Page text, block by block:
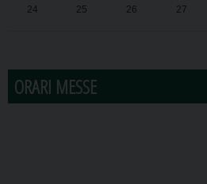
24 25 26 27
ORARI MESSE